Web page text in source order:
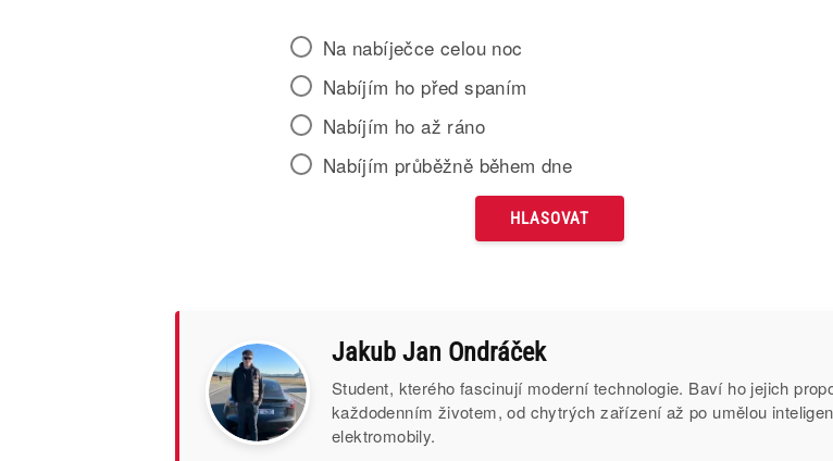
Na nabíječce celou noc
Nabíjím ho před spaním
Nabíjím ho až ráno
Nabíjím průběžně během dne
Jakub Jan Ondráček
Student, kterého fascinují moderní technologie. Baví ho jejich
každodenním životem, od chytrých zařízení až po umělou
elektromobily.